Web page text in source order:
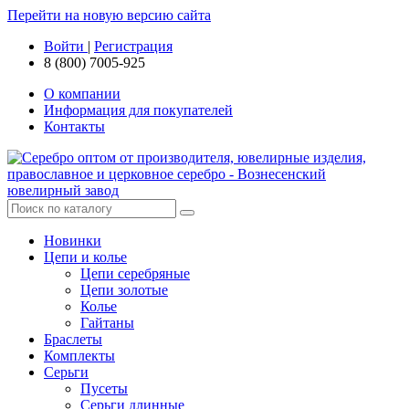
Перейти на новую версию сайта
Войти | Регистрация
8 (800) 7005-925
О компании
Информация для покупателей
Контакты
Новинки
Цепи и колье
Цепи серебряные
Цепи золотые
Колье
Гайтаны
Браслеты
Комплекты
Серьги
Пусеты
Серьги длинные